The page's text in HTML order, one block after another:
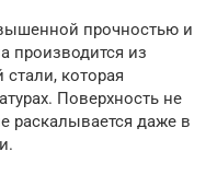
прочностью и
производится из
которая
Поверхность не
раскалывается даже в